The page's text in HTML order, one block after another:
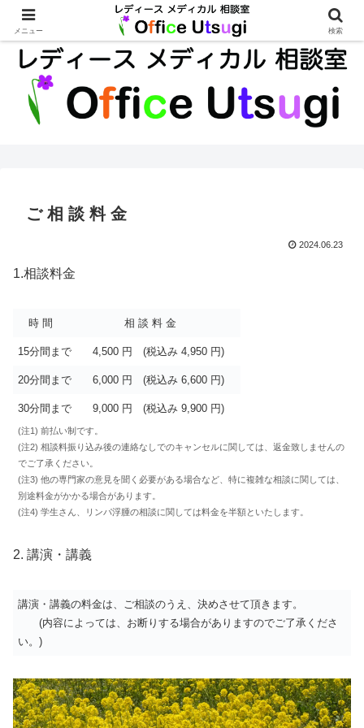
経験豊富な女性産婦人科医が、様々なご相談に応じます
ご 相 談 料 金
2024.06.23
1.相談料金
時 間 相 談 料 金
15分間まで 4,500 円 (税込み 4,950 円)
20分間まで 6,000 円 (税込み 6,600 円)
30分間まで 9,000 円 (税込み 9,900 円)
(注1) 前払い制です。
(注2) 相談料振り込み後の連絡なしでのキャンセルに関しては、返金致しませんの
でご了承ください。
(注3) 他の専⾨家の意⾒を聞く必要がある場合など、特に複雑な相談に関しては、
別途料⾦がかかる場合があります。
(注4) 学⽣さん、リンパ浮腫の相談に関しては料⾦を半額といたします。
2. 講演・講義
講演・講義の料金は、ご相談のうえ、決めさせて頂きます。
(内容によっては、お断りする場合がありますのでご了承くださ
い。)
メニュー 検索